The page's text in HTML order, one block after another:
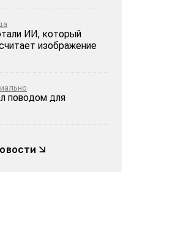
ИИ, который
изображение
поводом для